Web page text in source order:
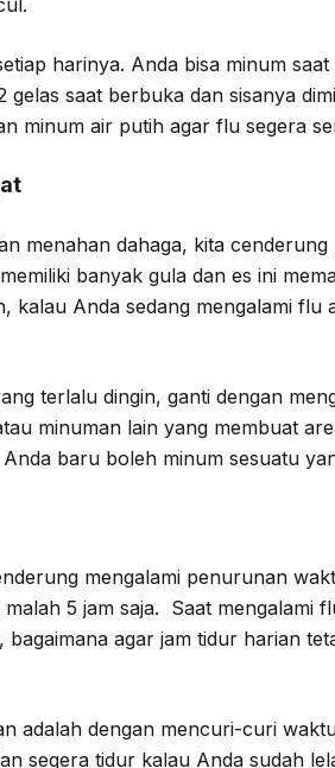
harinya. Anda bisa minum
gelas saat berbuka dan sisanya
minum air putih agar flu segera
menahan dahaga, kita
banyak gula dan es ini
kalau Anda sedang mengalami flu
terlalu dingin, ganti dengan
minuman lain yang membuat
baru boleh minum sesuatu
mengalami penurunan
5 jam saja. Saat mengalami
agar jam tidur harian
adalah dengan mencuri-curi
segera tidur kalau Anda sudah